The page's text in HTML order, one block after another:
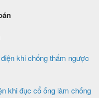
khi chống thấm ngược
khi đục cổ ống làm chống